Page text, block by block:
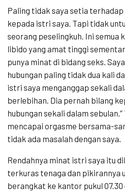
Paling tidak saya setia
kepada istri saya. Tapi tidak
seorang peselingkuh. Ini semua
libido yang amat tinggi
punya minat di bidang seks.
hubungan paling tidak dua kali
istri saya menganggap sekali
berlebihan. Dia pernah bilang
hubungan sekali dalam
mencapai orgasme bersama-
tidak ada masalah dengan saya.
Rendahnya minat istri saya itu
terkuras tenaga dan pikirannya
berangkat ke kantor pukul 07.30